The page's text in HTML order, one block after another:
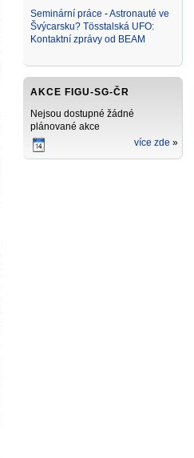
Seminární práce -Astronauté ve
Švýcarsku? Tösstalská UFO:
Kontaktní zprávy od BEAM
AKCE FIGU-SG-ČR
Nejsou dostupné žádné
plánované akce
více zde